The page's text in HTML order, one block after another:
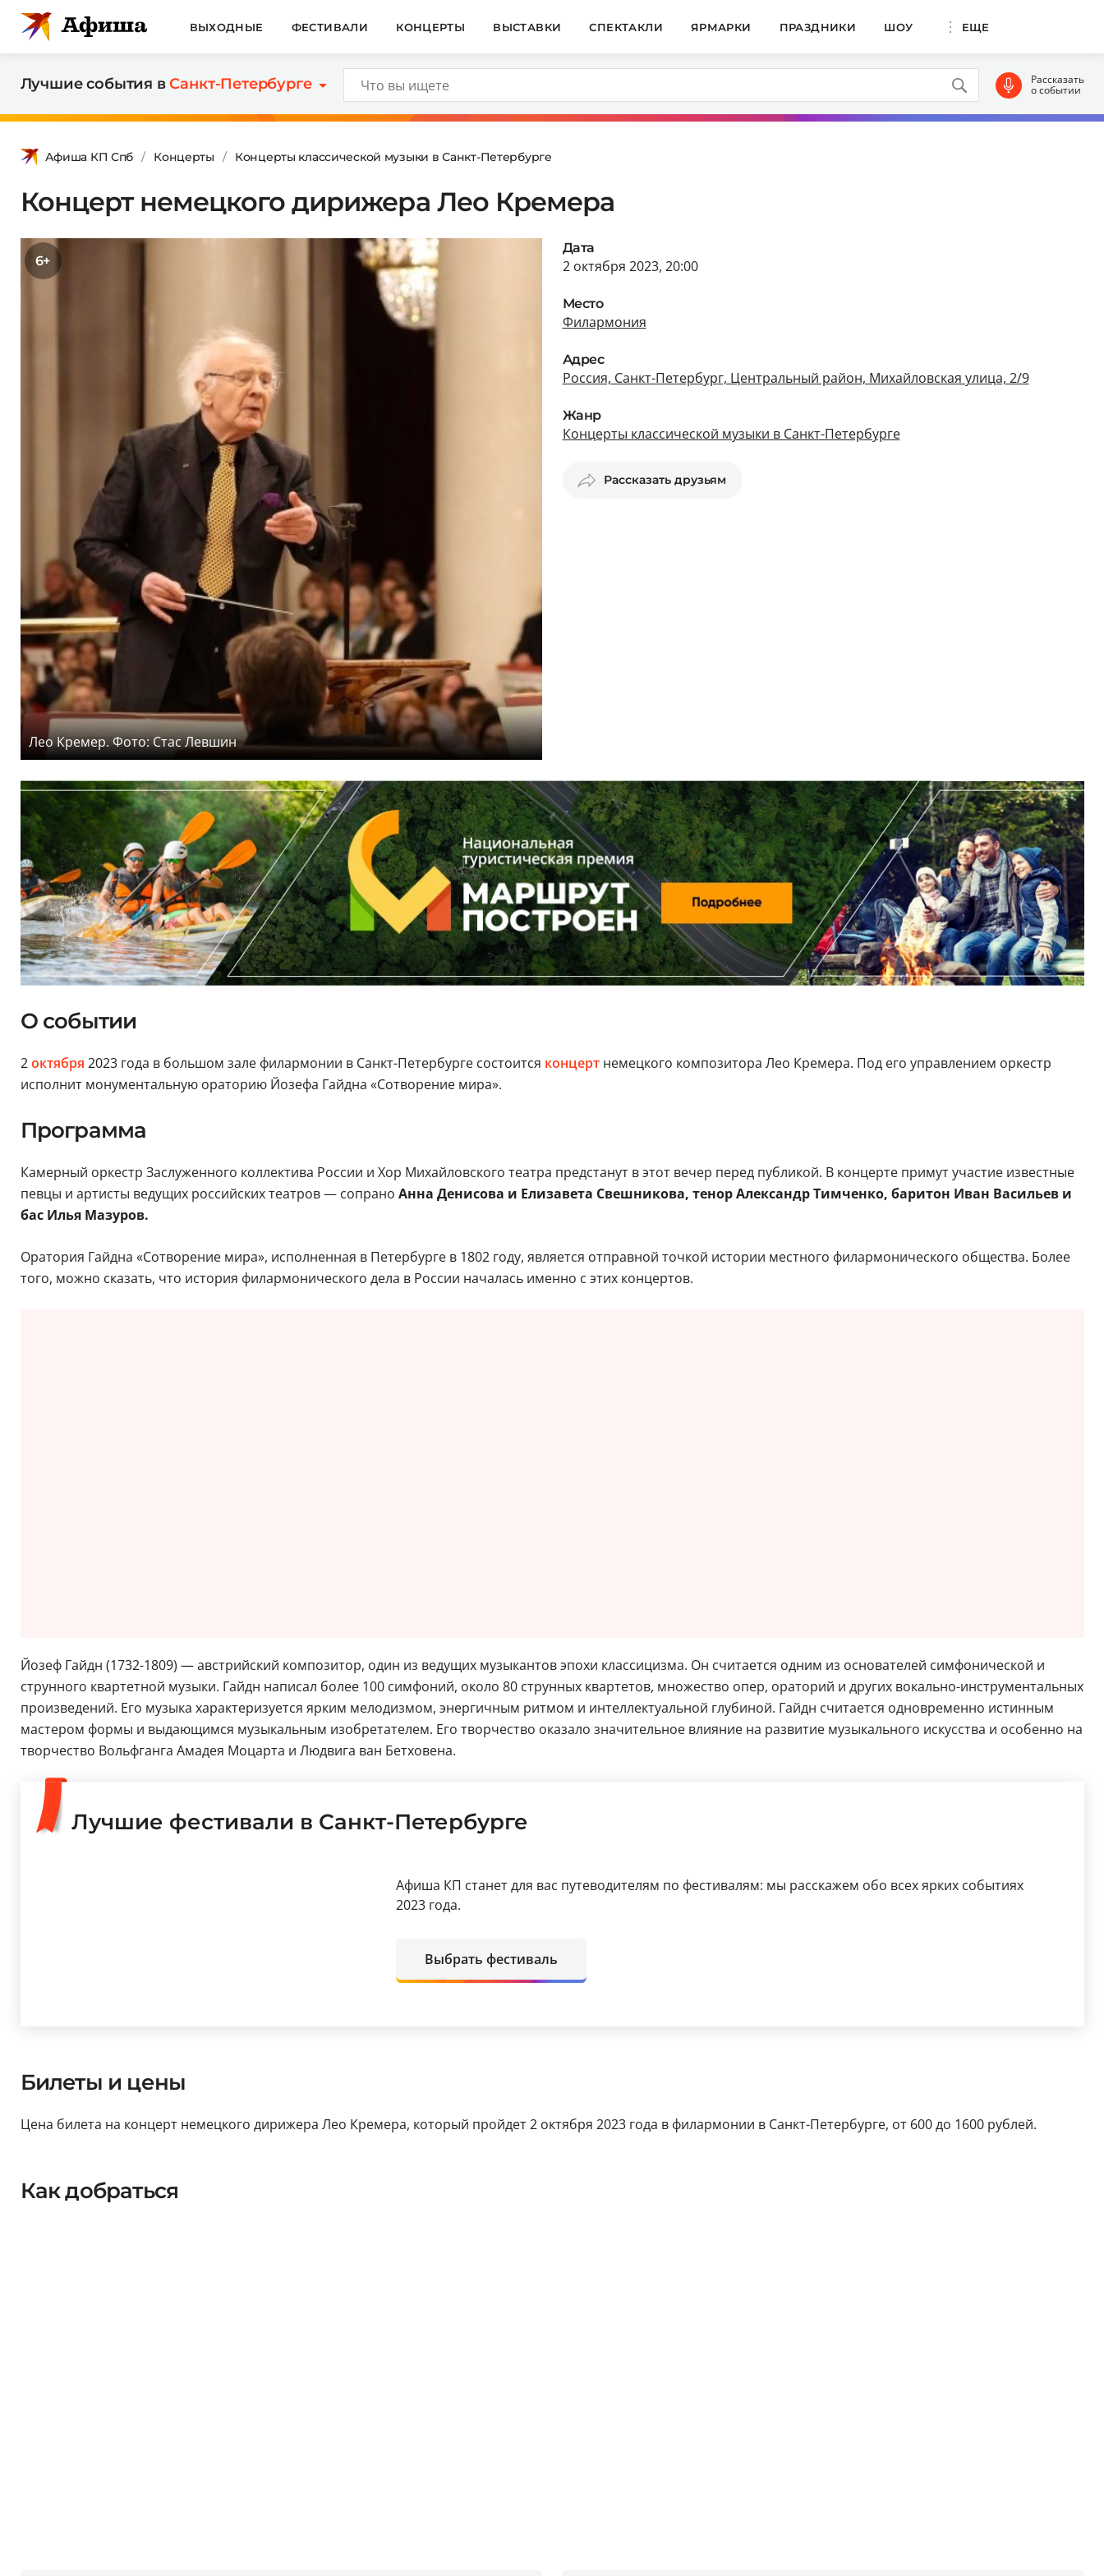
ВЫХОДНЫЕ ФЕСТИВАЛИ КОНЦЕРТЫ ВЫСТАВКИ СПЕКТАКЛИ ЯРМАРКИ ПРАЗДНИКИ ШОУ ЕЩЕ
Лучшие события вСанкт-Петербурге Рассказать
о событии
Афиша КП Спб Концерты Концерты классической музыки в Санкт-Петербурге
Концерт немецкого дирижера Лео Кремера
6+
Лео Кремер. Фото: Стас Левшин
Дата
2 октября 2023, 20:00
Место
Филармония
Адрес
Россия, Санкт-Петербург, Центральный район, Михайловская улица, 2/9
Жанр
Концерты классической музыки в Санкт-Петербурге
Рассказать друзьям
О событии
2октября 2023 года в большом зале филармонии в Санкт-Петербурге состоится концертнемецкого композитора Лео Кремера. Под его управлением оркестр
исполнит монументальную ораторию Йозефа Гайдна «Сотворение мира».
Программа
Камерный оркестр Заслуженного коллектива России и Хор Михайловского театра предстанут в этот вечер перед публикой. В концерте примут участие известные
певцы и артисты ведущих российских театров — сопрано Анна Денисова и Елизавета Свешникова, тенор Александр Тимченко, баритон Иван Васильев и
бас Илья Мазуров.
Оратория Гайдна «Сотворение мира», исполненная в Петербурге в 1802 году, является отправной точкой истории местного филармонического общества. Более
того, можно сказать, что история филармонического дела в России началась именно с этих концертов.
Йозеф Гайдн (1732-1809) — австрийский композитор, один из ведущих музыкантов эпохи классицизма. Он считается одним из основателей симфонической и
струнного квартетной музыки. Гайдн написал более 100 симфоний, около 80 струнных квартетов, множество опер, ораторий и других вокально-инструментальных
произведений. Его музыка характеризуется ярким мелодизмом, энергичным ритмом и интеллектуальной глубиной. Гайдн считается одновременно истинным
мастером формы и выдающимся музыкальным изобретателем. Его творчество оказало значительное влияние на развитие музыкального искусства и особенно на
творчество Вольфганга Амадея Моцарта и Людвига ван Бетховена.
Лучшие фестивали в Санкт-Петербурге
Афиша КП станет для вас путеводителям по фестивалям: мы расскажем обо всех ярких событиях
2023 года.
Выбрать фестиваль
Билеты и цены
Цена билета на концерт немецкого дирижера Лео Кремера, который пройдет 2 октября 2023 года в филармонии в Санкт-Петербурге, от 600 до 1600 рублей.
Как добраться